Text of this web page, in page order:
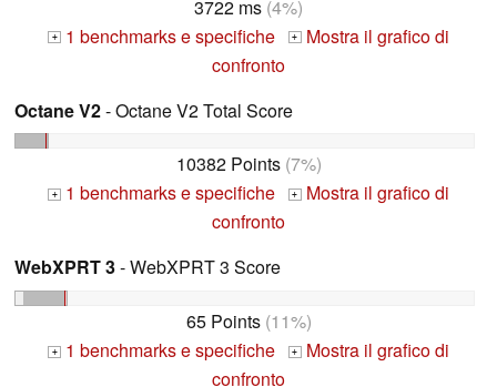
3722 ms (4%)
+ 1 benchmarks e specifiche + Mostra il grafico di
confronto
Octane V2- Octane V2 Total Score
10382 Points(7%)
+ 1 benchmarks e specifiche + Mostra il grafico di
confronto
WebXPRT 3- WebXPRT 3 Score
65 Points(11%)
+ 1 benchmarks e specifiche + Mostra il grafico di
confronto